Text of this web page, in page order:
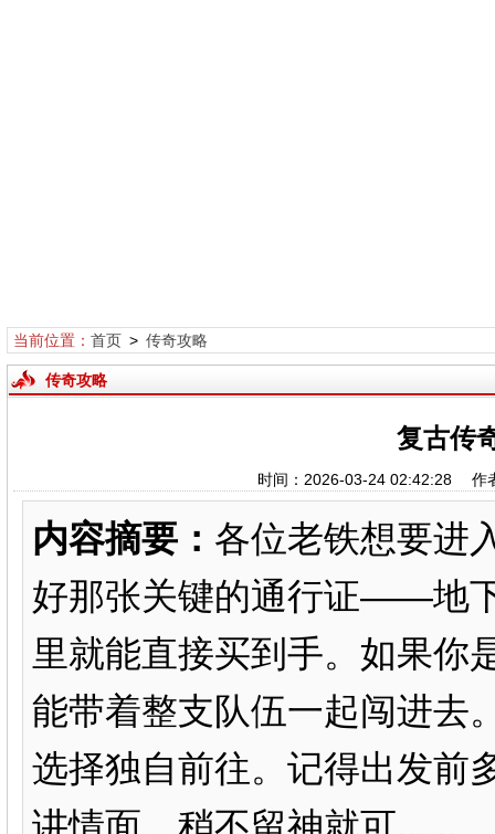
当前位置： 首页> 传奇攻略
传奇攻略
复古传
时间：2026-03-24 02:42:28
内容摘要： 各位老铁想要进
好那张关键的通行证——地
里就能直接买到手。如果你
能带着整支队伍一起闯进去
选择独自前往。记得出发前
讲情面，稍不留神就可......